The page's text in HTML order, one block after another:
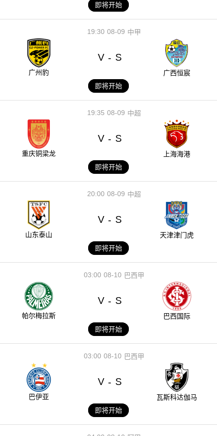
即将开始
08-09
19:30 中甲
广州豹
V - S
广西恒宸
即将开始
08-09
19:35 中超
重庆铜梁龙
V - S
上海海港
即将开始
08-09
20:00 中超
山东泰山
V - S
天津津门虎
即将开始
08-10
03:00 巴西甲
帕尔梅拉斯
V - S
巴西国际
即将开始
08-10
03:00 巴西甲
巴伊亚
V - S
瓦斯科达伽马
即将开始